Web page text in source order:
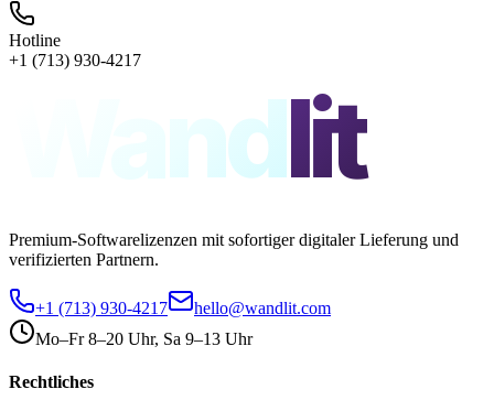
Hotline
+1 (713) 930-4217
Wandlit
Premium-Softwarelizenzen mit sofortiger digitaler Lieferung und
verifizierten Partnern.
+1 (713) 930-4217
hello@wandlit.com
Mo–Fr 8–20 Uhr, Sa 9–13 Uhr
Rechtliches